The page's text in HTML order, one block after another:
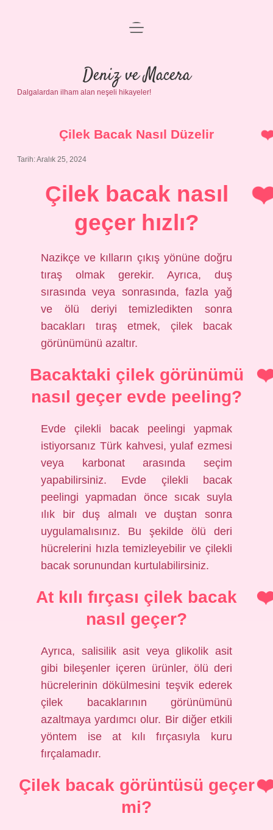
Anasayfa
Gizlilik Politikası
Yasal Uyarı
menüyü
Deniz ve Macera
Dalgalardan ilham alan neşeli hikayeler!
Çilek Bacak Nasıl Düzelir
Tarih: Aralık 25, 2024
Çilek bacak nasıl
geçer hızlı?
Nazikçe ve kılların çıkış yönüne doğru
tıraş olmak gerekir. Ayrıca, duş
sırasında veya sonrasında, fazla yağ
ve ölü deriyi temizledikten sonra
bacakları tıraş etmek, çilek bacak
görünümünü azaltır.
Bacaktaki çilek görünümü
nasıl geçer evde peeling?
Evde çilekli bacak peelingi yapmak
istiyorsanız Türk kahvesi, yulaf ezmesi
veya karbonat arasında seçim
yapabilirsiniz. Evde çilekli bacak
peelingi yapmadan önce sıcak suyla
ılık bir duş almalı ve duştan sonra
uygulamalısınız. Bu şekilde ölü deri
hücrelerini hızla temizleyebilir ve çilekli
bacak sorunundan kurtulabilirsiniz.
At kılı fırçası çilek bacak
nasıl geçer?
Ayrıca, salisilik asit veya glikolik asit
gibi bileşenler içeren ürünler, ölü deri
hücrelerinin dökülmesini teşvik ederek
çilek bacaklarının görünümünü
azaltmaya yardımcı olur. Bir diğer etkili
yöntem ise at kılı fırçasıyla kuru
fırçalamadır.
Çilek bacak görüntüsü geçer
mi?